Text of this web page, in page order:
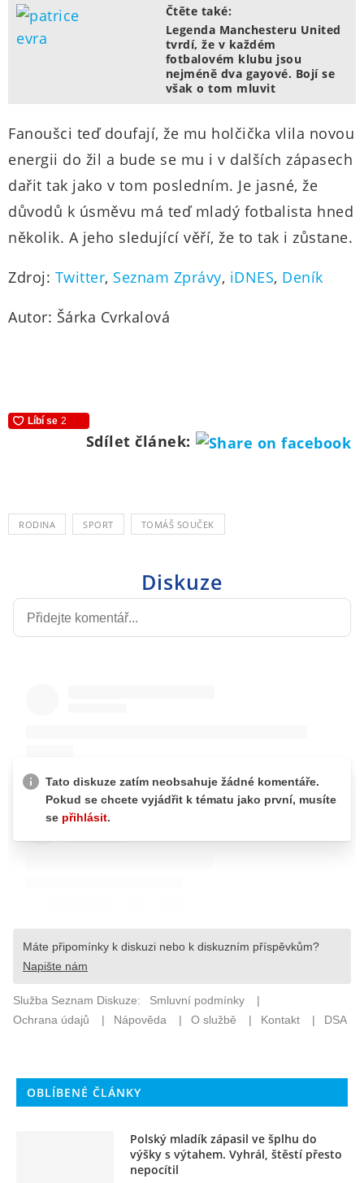
Čtěte také:
Legenda Manchesteru United
tvrdí, že v každém
fotbalovém klubu jsou
nejméně dva gayové. Bojí se
však o tom mluvit
Fanoušci teď doufají, že mu holčička vlila novou
energii do žil a bude se mu i v dalších zápasech
dařit tak jako v tom posledním. Je jasné, že
důvodů k úsměvu má teď mladý fotbalista hned
několik. A jeho sledující věří, že to tak i zůstane.
Zdroj: Twitter, Seznam Zprávy, iDNES, Deník
Autor: Šárka Cvrkalová
Sdílet článek:
RODINA SPORT TOMÁŠ SOUČEK
Diskuze
OBLÍBENÉ ČLÁNKY
Polský mladík zápasil ve šplhu do
výšky s výtahem. Vyhrál, štěstí přesto
nepocítil